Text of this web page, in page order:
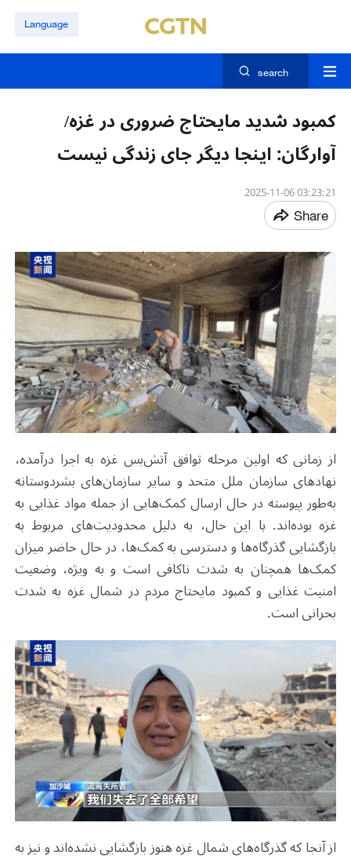
Language
search
کمبود شدید مایحتاج ضروری در غزه/
آوارگان: اینجا دیگر جای زندگی نیست
03:23:21 2025-11-06
Share
از زمانی که اولین مرحله توافق آتش‌بس غزه به اجرا درآمده،
نهادهای سازمان ملل متحد و سایر سازمان‌های بشردوستانه
به‌طور پیوسته در حال ارسال کمک‌هایی از جمله مواد غذایی به
غزه بوده‌اند. با این حال، به دلیل محدودیت‌های مربوط به
بازگشایی گذرگاه‌ها و دسترسی به کمک‌ها، در حال حاضر میزان
کمک‌ها همچنان به شدت ناکافی است و به ویژه، وضعیت
امنیت غذایی و کمبود مایحتاج مردم در شمال غزه به شدت
بحرانی است.
از آنجا که گذرگاه‌های شمال غزه هنوز بازگشایی نشده‌اند و نیز به